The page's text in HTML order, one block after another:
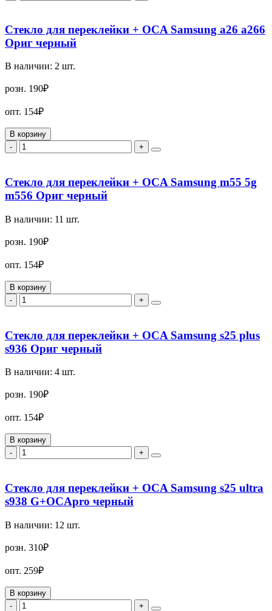
Стекло для переклейки + OCA Samsung a26 a266
Ориг черный
В наличии: 2 шт.
розн. 190₽
опт. 154₽
В корзину
-
+
Стекло для переклейки + OCA Samsung m55 5g
m556 Ориг черный
В наличии: 11 шт.
розн. 190₽
опт. 154₽
В корзину
-
+
Стекло для переклейки + OCA Samsung s25 plus
s936 Ориг черный
В наличии: 4 шт.
розн. 190₽
опт. 154₽
В корзину
-
+
Стекло для переклейки + OCA Samsung s25 ultra
s938 G+OCApro черный
В наличии: 12 шт.
розн. 310₽
опт. 259₽
В корзину
-
+